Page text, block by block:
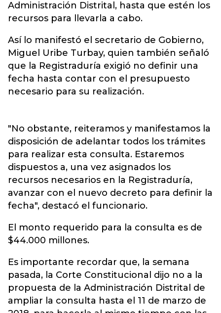
Administración Distrital, hasta que estén los
recursos para llevarla a cabo.
Así lo manifestó el secretario de Gobierno,
Miguel Uribe Turbay, quien también señaló
que la Registraduría exigió no definir una
fecha hasta contar con el presupuesto
necesario para su realización.
"No obstante, reiteramos y manifestamos la
disposición de adelantar todos los trámites
para realizar esta consulta. Estaremos
dispuestos a, una vez asignados los
recursos necesarios en la Registraduría,
avanzar con el nuevo decreto para definir la
fecha", destacó el funcionario.
El monto requerido para la consulta es de
$44.000 millones.
Es importante recordar que, la semana
pasada, la Corte Constitucional dijo no a la
propuesta de la Administración Distrital de
ampliar la consulta hasta el 11 de marzo de